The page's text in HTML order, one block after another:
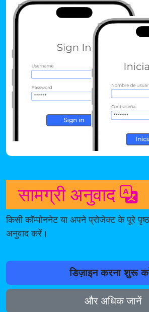
सामग्री अनुवाद
किसी कॉम्पोननेट या अपने प्रोजेक्ट के पूरे
अनुवाद करें।
डिज़ाइन करना शुरू
और अधिक जानें